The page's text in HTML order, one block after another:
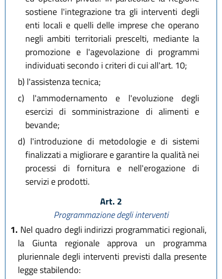
sostiene l'integrazione tra gli interventi degli
enti locali e quelli delle imprese che operano
negli ambiti territoriali prescelti, mediante la
promozione e l'agevolazione di programmi
individuati secondo i criteri di cui all'art. 10;
b) l'assistenza tecnica;
c) l'ammodernamento e l'evoluzione degli
esercizi di somministrazione di alimenti e
bevande;
d) l'introduzione di metodologie e di sistemi
finalizzati a migliorare e garantire la qualità nei
processi di fornitura e nell'erogazione di
servizi e prodotti.
Art. 2
Programmazione degli interventi
1. Nel quadro degli indirizzi programmatici regionali,
la Giunta regionale approva un programma
pluriennale degli interventi previsti dalla presente
legge stabilendo: